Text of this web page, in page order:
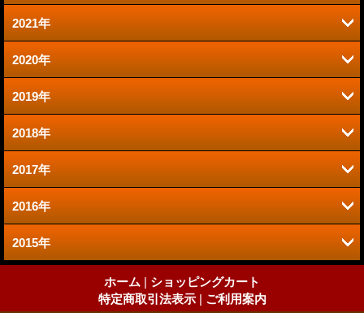
12月 (1)
10月 (1)
9月 (1)
2021年
12月 (1)
9月 (1)
8月 (1)
7月 (4)
5月 (3)
4月 (2)
2020年
12月 (1)
11月 (2)
10月 (2)
9月 (3)
8月 (3)
2019年
11月 (2)
7月 (1)
5月 (1)
4月 (2)
2018年
11月 (2)
10月 (3)
7月 (2)
2017年
11月 (3)
10月 (3)
2016年
12月 (3)
2015年
ホーム | ショッピングカート
特定商取引法表示 | ご利用案内